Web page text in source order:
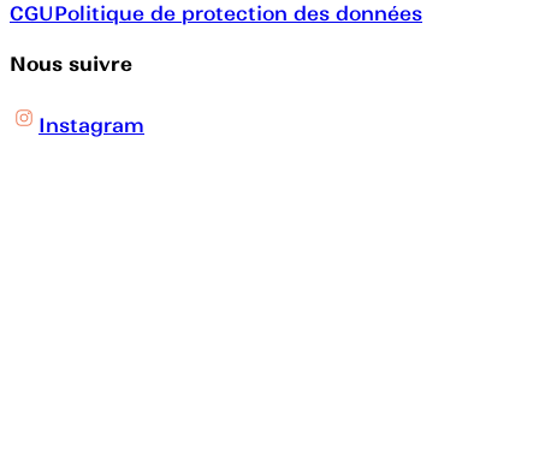
CGUPolitique de protection des données
Nous suivre
Instagram